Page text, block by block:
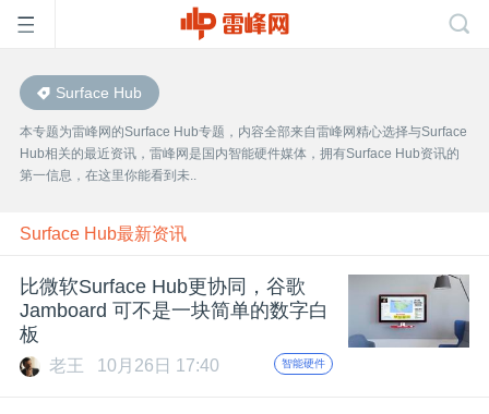
首
页
雷
峰
网
Surface Hub
本专题为雷峰网的Surface Hub专题，内容全部来自雷峰网精心选择与Surface
Hub相关的最近资讯，雷峰网是国内智能硬件媒体，拥有Surface Hub资讯的
第一信息，在这里你能看到未..
Surface Hub最新资讯
比微软Surface Hub更协同，谷歌
Jamboard 可不是一块简单的数字白
板
老王 10月26日 17:40 智能硬件